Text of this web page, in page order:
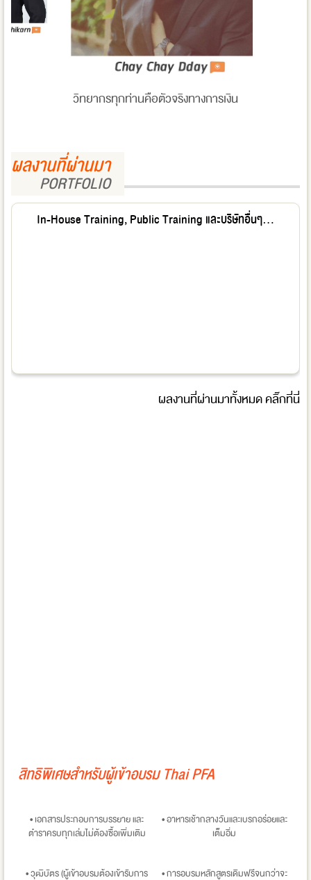
วิทยากรทุกท่านคือตัวจริงทางการเงิน
ผลงานที่ผ่านมา
PORTFOLIO
In-House Training, Public Training และบริษัทอื่นๆ...
ผลงานที่ผ่านมาทั้งหมดคลิ๊กที่นี่
สิทธิพิเศษสำหรับผู้เข้าอบรม Thai PFA
• เอกสารประกอบการบรรยาย และ
ตำราครบทุกเล่มไม่ต้องซื้อเพิ่มเติม
• อาหารเช้ากลางวันและเบรกอร่อยและ
เต็มอิ่ม
• วุฒิบัตร (ผู้เข้าอบรมต้องเข้ารับการ • การอบรมหลักสูตรเดิมฟรีจนกว่าจะ